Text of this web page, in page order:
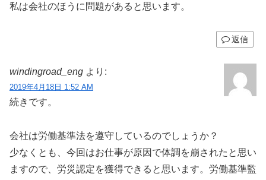
私は会社のほうに問題があると思います。
返信
windingroad_eng より:
2019年4月18日 1:52 AM
続きです。
会社は労働基準法を遵守しているのでしょうか？
少なくとも、今回はお仕事が原因で体調を崩されたと思い
ますので、労災認定を獲得できると思います。労働基準監